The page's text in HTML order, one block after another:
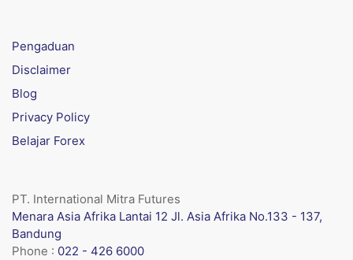
Pengaduan
Disclaimer
Blog
Privacy Policy
Belajar Forex
PT. International Mitra Futures
Menara Asia Afrika Lantai 12 Jl. Asia Afrika No.133 - 137,
Bandung
Phone : 022 - 426 6000